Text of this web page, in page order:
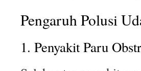
Pengaruh Polusi
1. Penyakit Paru